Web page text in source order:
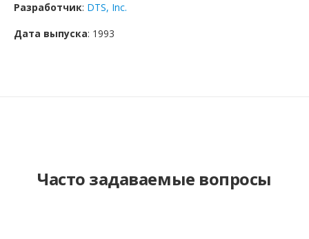
Разработчик: DTS, Inc.
Дата выпуска: 1993
Часто задаваемые вопросы